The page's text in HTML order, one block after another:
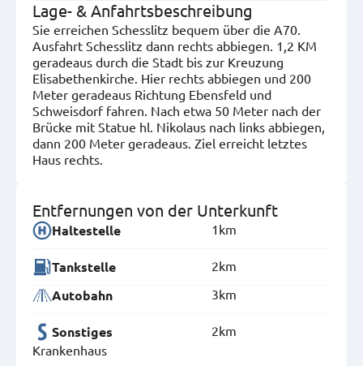
Lage- & Anfahrtsbeschreibung
Sie erreichen Schesslitz bequem über die A70.
Ausfahrt Schesslitz dann rechts abbiegen. 1,2 KM
geradeaus durch die Stadt bis zur Kreuzung
Elisabethenkirche. Hier rechts abbiegen und 200
Meter geradeaus Richtung Ebensfeld und
Schweisdorf fahren. Nach etwa 50 Meter nach der
Brücke mit Statue hl. Nikolaus nach links abbiegen,
dann 200 Meter geradeaus. Ziel erreicht letztes
Haus rechts.
Entfernungen von der Unterkunft
Haltestelle 1km
Tankstelle 2km
Autobahn 3km
Sonstiges
Krankenhaus
2km